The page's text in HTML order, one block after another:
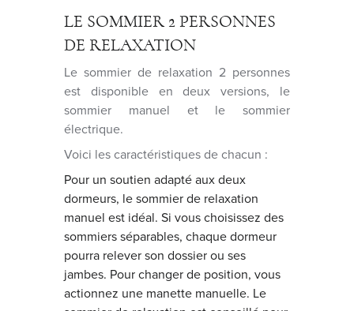
LE SOMMIER 2 PERSONNES
DE RELAXATION
Le sommier de relaxation 2 personnes
est disponible en deux versions, le
sommier manuel et le sommier
électrique.
Voici les caractéristiques de chacun :
Pour un soutien adapté aux deux
dormeurs, le sommier de relaxation
manuel est idéal. Si vous choisissez des
sommiers séparables, chaque dormeur
pourra relever son dossier ou ses
jambes. Pour changer de position, vous
actionnez une manette manuelle. Le